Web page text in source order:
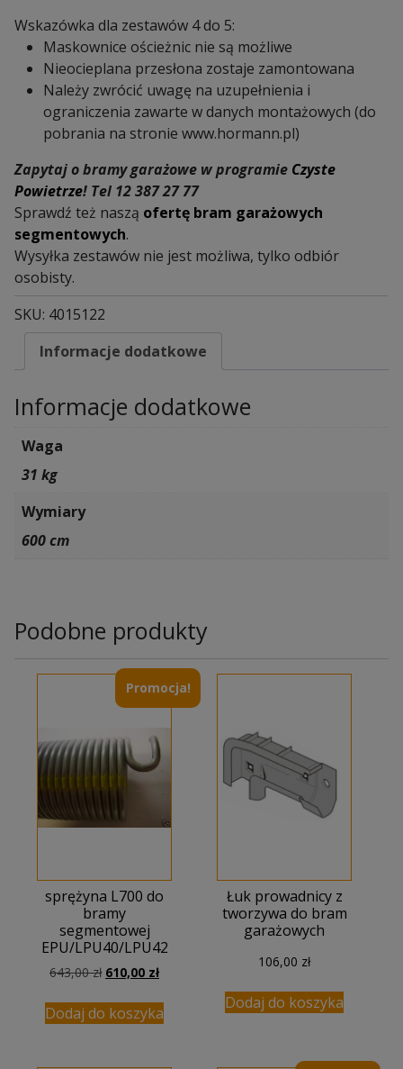
Wskazówka dla zestawów 4 do 5:
Maskownice ościeżnic nie są możliwe
Nieocieplana przesłona zostaje zamontowana
Należy zwrócić uwagę na uzupełnienia i
ograniczenia zawarte w danych montażowych (do
pobrania na stronie www.hormann.pl)
Zapytaj o bramy garażowe w programie Czyste
Powietrze! Tel 12 387 27 77
Sprawdź też naszą ofertę bram garażowych
segmentowych.
Wysyłka zestawów nie jest możliwa, tylko odbiór
osobisty.
SKU: 4015122
Informacje dodatkowe
Informacje dodatkowe
Waga
31 kg
Wymiary
600 cm
Podobne produkty
Promocja!
sprężyna L700 do
bramy
segmentowej
EPU/LPU40/LPU42
643,00zł Pierwotna
wynosiła:
643,00 zł.
610,00 złAktualna
wynosi:
610,00 zł.
Dodaj do koszyka
Łuk prowadnicy z
tworzywa do bram
garażowych
106,00 zł
Dodaj do koszyka